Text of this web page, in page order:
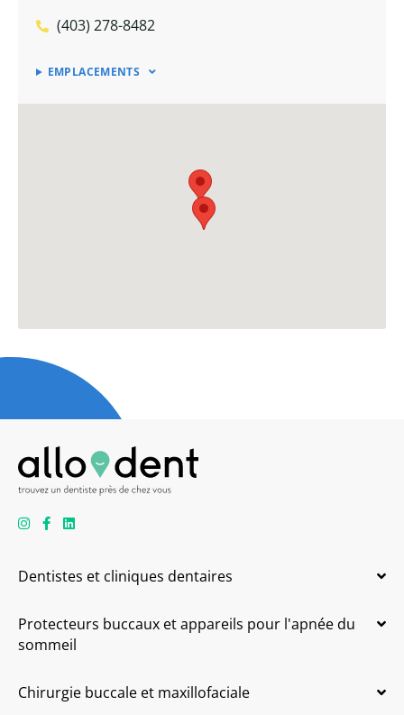
(403) 278-8482
EMPLACEMENTS
Dentistes et cliniques dentaires
Protecteurs buccaux et appareils pour l'apnée du
sommeil
Chirurgie buccale et maxillofaciale